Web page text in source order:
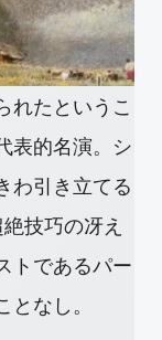
れたというこ
表的名演。シ
わ引き立てる
技巧の冴え
トであるパー
なし。